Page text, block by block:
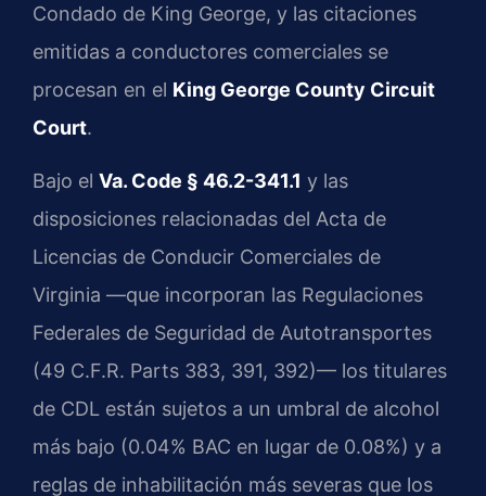
Condado de King George, y las citaciones
emitidas a conductores comerciales se
procesan en el King George County Circuit
Court.
Bajo el Va. Code § 46.2-341.1 y las
disposiciones relacionadas del Acta de
Licencias de Conducir Comerciales de
Virginia —que incorporan las Regulaciones
Federales de Seguridad de Autotransportes
(49 C.F.R. Parts 383, 391, 392)— los titulares
de CDL están sujetos a un umbral de alcohol
más bajo (0.04% BAC en lugar de 0.08%) y a
reglas de inhabilitación más severas que los